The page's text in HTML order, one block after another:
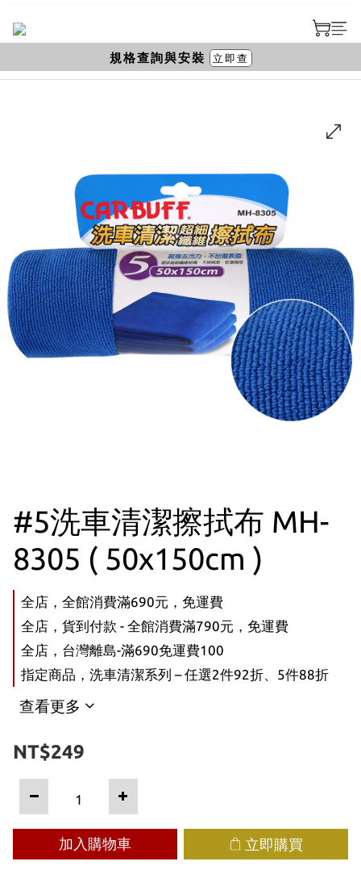
#5洗車清潔擦拭布 MH-
8305 ( 50x150cm )
全店，全館消費滿690元，免運費
全店，貨到付款 - 全館消費滿790元，免運費
全店，台灣離島-滿690免運費100
指定商品，洗車清潔系列 – 任選2件92折、5件88折
查看更多
NT$249
加入購物車 立即購買
規格查詢與安裝 立即查